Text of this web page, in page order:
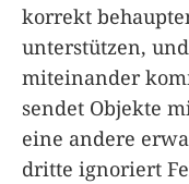
korrekt
unterstützen,
miteinander
sendet Objekte
eine andere
dritte ignoriert